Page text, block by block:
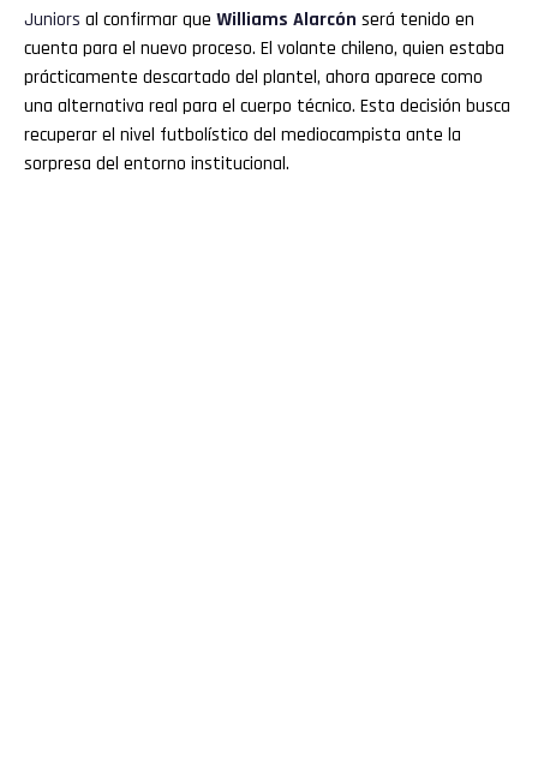
Juniors al confirmar que Williams Alarcón será tenido en
cuenta para el nuevo proceso. El volante chileno, quien estaba
prácticamente descartado del plantel, ahora aparece como
una alternativa real para el cuerpo técnico. Esta decisión busca
recuperar el nivel futbolístico del mediocampista ante la
sorpresa del entorno institucional.